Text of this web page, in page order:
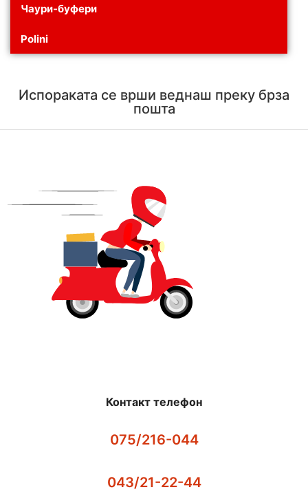
Чаури-буфери
Polini
Испораката се врши веднаш преку брза
пошта
Контакт телефон
075/216-044
043/21-22-44